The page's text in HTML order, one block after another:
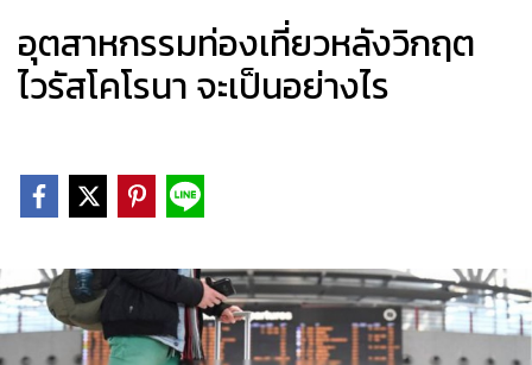
อุตสาหกรรมท่องเที่ยวหลังวิกฤต
ไวรัสโคโรนา จะเป็นอย่างไร